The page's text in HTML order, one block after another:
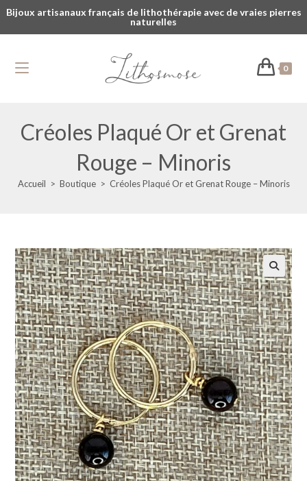
Bijoux artisanaux français de lithothérapie avec de vraies pierres
naturelles
0
Créoles Plaqué Or et Grenat
Rouge – Minoris
Accueil > Boutique > Créoles Plaqué Or et Grenat Rouge – Minoris
🔍